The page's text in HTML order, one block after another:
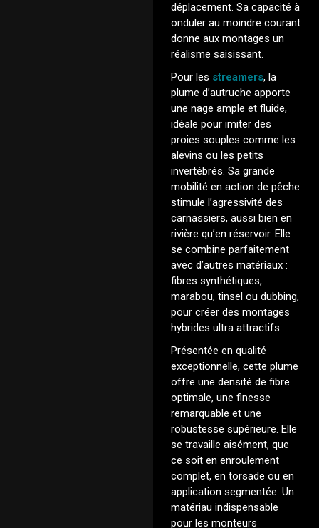
déplacement. Sa capacité à
onduler au moindre courant
donne aux montages un
réalisme saisissant.
Pour les streamers, la
plume d’autruche apporte
une nage ample et fluide,
idéale pour imiter des
proies souples comme les
alevins ou les petits
invertébrés. Sa grande
mobilité en action de pêche
stimule l’agressivité des
carnassiers, aussi bien en
rivière qu’en réservoir. Elle
se combine parfaitement
avec d’autres matériaux :
fibres synthétiques,
marabou, tinsel ou dubbing,
pour créer des montages
hybrides ultra attractifs.
Présentée en qualité
exceptionnelle, cette plume
offre une densité de fibre
optimale, une finesse
remarquable et une
robustesse supérieure. Elle
se travaille aisément, que
ce soit en enroulement
complet, en torsade ou en
application segmentée. Un
matériau indispensable
pour les monteurs